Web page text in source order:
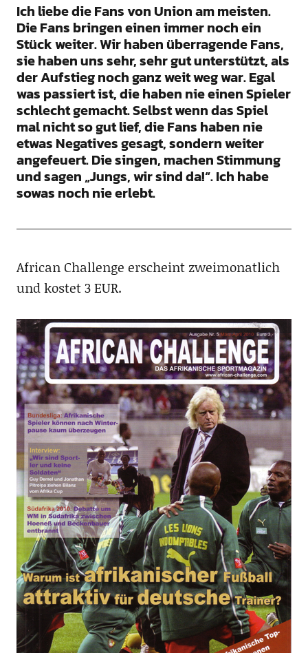
Ich liebe die Fans von Union am meisten.
Die Fans bringen einen immer noch ein
Stück weiter. Wir haben überragende Fans,
sie haben uns sehr, sehr gut unterstützt, als
der Aufstieg noch ganz weit weg war. Egal
was passiert ist, die haben nie einen Spieler
schlecht gemacht. Selbst wenn das Spiel
mal nicht so gut lief, die Fans haben nie
etwas Negatives gesagt, sondern weiter
angefeuert. Die singen, machen Stimmung
und sagen „Jungs, wir sind da!“. Ich habe
sowas noch nie erlebt.
African Challenge erscheint zweimonatlich
und kostet 3 EUR.